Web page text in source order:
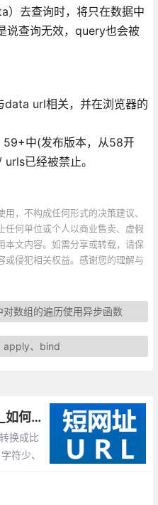
去查询时，将只在数据中
说查询无效，query也会被
data url相关，并在浏览器的
中(发布版本，从58开
已经被禁止。
，不构成任何形式的决策建议、
任何单位或个人以商业售卖、虚假
本文内容。如需分享或转载，请保
或侵犯相关权益。感谢您的理解与
数组的遍历使用异步函数
apply、bind
短网址(short URL)的实现_如何生成短链接URL？
换成比
符少、